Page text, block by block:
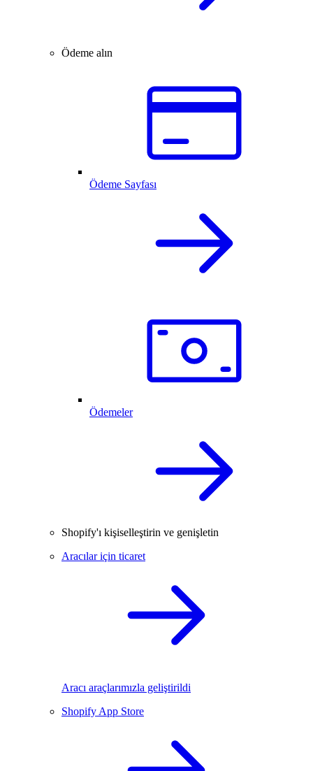
Ödeme alın
Ödeme Sayfası
Ödemeler
Shopify'ı kişiselleştirin ve genişletin
Aracılar için ticaret
Aracı araçlarımızla geliştirildi
Shopify App Store